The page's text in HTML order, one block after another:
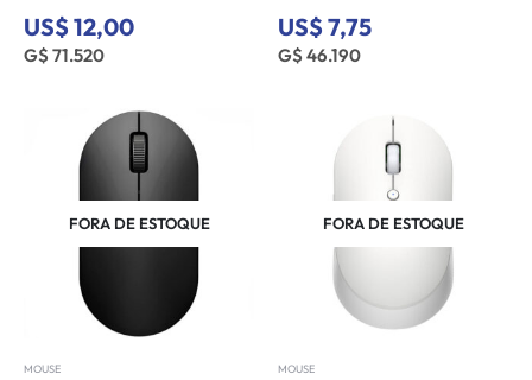
US$ 12,00
G$ 71.520
US$ 7,75
G$ 46.190
FORA DE ESTOQUE
MOUSE
FORA DE ESTOQUE
MOUSE